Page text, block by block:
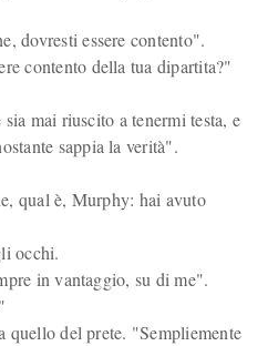
dovresti essere contento".
contento della tua dipartita?"
mai riuscito a tenermi testa, e
sappia la verità".
qual è, Murphy: hai avuto
occhi.
in vantaggio, su di me".
del prete. "Sempliemente